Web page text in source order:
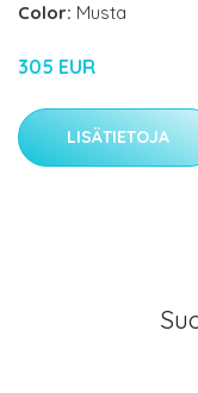
Color: Musta
305 EUR
LISÄTIETOJA